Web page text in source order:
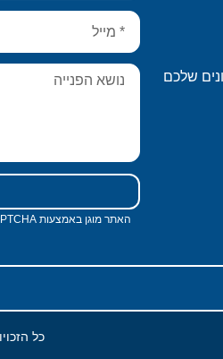
האתר מוגן באמצעות Google reCAPTCHA, ומופעלים עליו
שלכם
כל